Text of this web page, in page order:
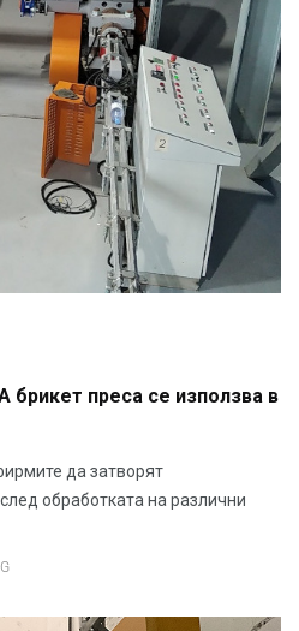
брикет преса се използва в
да затворят
обработката на различни